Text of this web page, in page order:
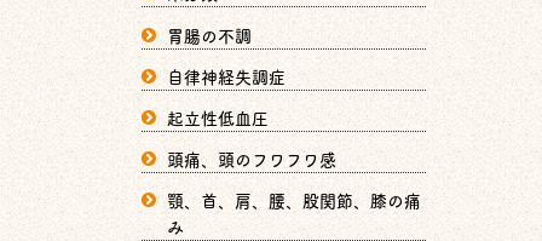
胃腸の不調
自律神経失調症
起立性低血圧
頭痛、頭のフワフワ感
顎、首、肩、腰、股関節、膝の痛
み